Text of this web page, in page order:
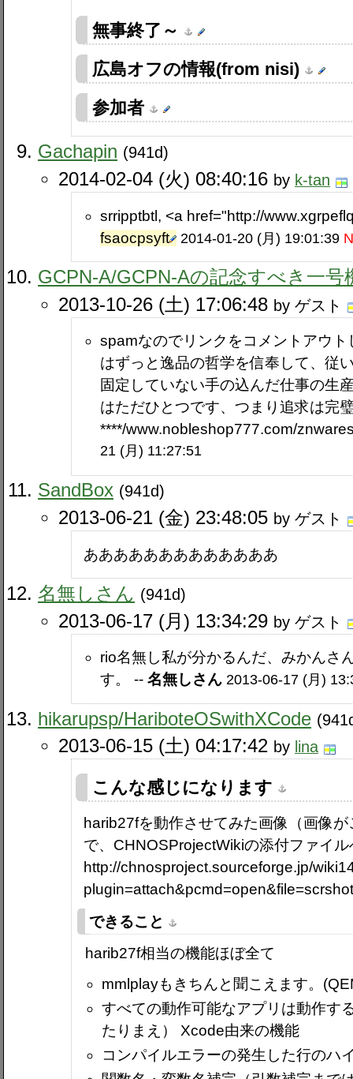
無事終了～
広島オフの情報(from nisi)
参加者
Gachapin (941d)
2014-02-04 (火) 08:40:16 by k-tan
srripptbtl, <a href="http://
fsaocpsyft
2014-01-20 (月) 19:01:39
GCPN-A​/GCPN-Aの記念すべき一号
2013-10-26 (土) 17:06:48 by ゲスト
spamなのでリンクをコメントアウ
はずっと逸品の哲学を信奉して、従
固定していない手の込んだ仕事の生
はただひとつです、つまり追求は完
****/www.nobleshop777.com/
21 (月) 11:27:51
SandBox (941d)
2013-06-21 (金) 23:48:05 by ゲスト
あああああああああああああ
名無しさん (941d)
2013-06-17 (月) 13:34:29 by ゲスト
rio名無し私が分かるんだ、みかんさ
す。 --名無しさん 2013-06-17 (月)
hikarupsp​/HariboteOSwithXCode
2013-06-15 (土) 04:17:42 by lina
こんな感じになります
harib27fを動作させてみた画像（画像
で、CHNOSProjectWikiの添付ファイ
http://chnosproject.sourceforge.jp/
できること
harib27f相当の機能ほぼ全て
mmlplayもきちんと聞こえます。
すべての動作可能なアプリは動作す
たりまえ） Xcode由来の機能
コンパイルエラーの発生した行のハ